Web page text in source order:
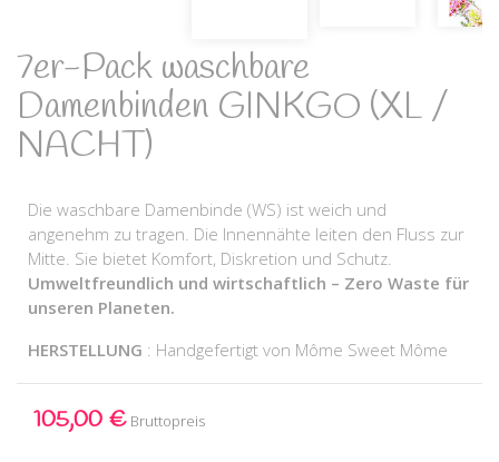
7er-Pack waschbare
Damenbinden GINKGO (XL /
NACHT)
Die waschbare Damenbinde (WS) ist weich und
angenehm zu tragen. Die Innennähte leiten den Fluss zur
Mitte. Sie bietet Komfort, Diskretion und Schutz.
Umweltfreundlich und wirtschaftlich – Zero Waste für
unseren Planeten.
HERSTELLUNG : Handgefertigt von Môme Sweet Môme
105,00 € Bruttopreis